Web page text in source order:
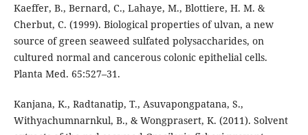
Kaeffer, B., Bernard, C., Lahaye, M., Blottiere, H. M. &
Cherbut, C. (1999). Biological properties of ulvan, a new
source of green seaweed sulfated polysaccharides, on
cultured normal and cancerous colonic epithelial cells.
Planta Med. 65:527–31.
Kanjana, K., Radtanatip, T., Asuvapongpatana, S.,
Withyachumnarnkul, B., & Wongprasert, K. (2011). Solvent